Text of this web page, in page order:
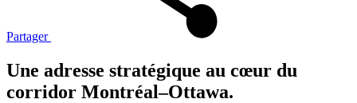
Partager
Une adresse stratégique au cœur du
corridor Montréal–Ottawa.